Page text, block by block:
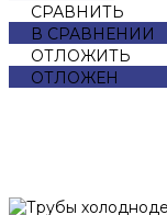
СРАВНИТЬ
В СРАВНЕНИИ
ОТЛОЖИТЬ
ОТЛОЖЕН